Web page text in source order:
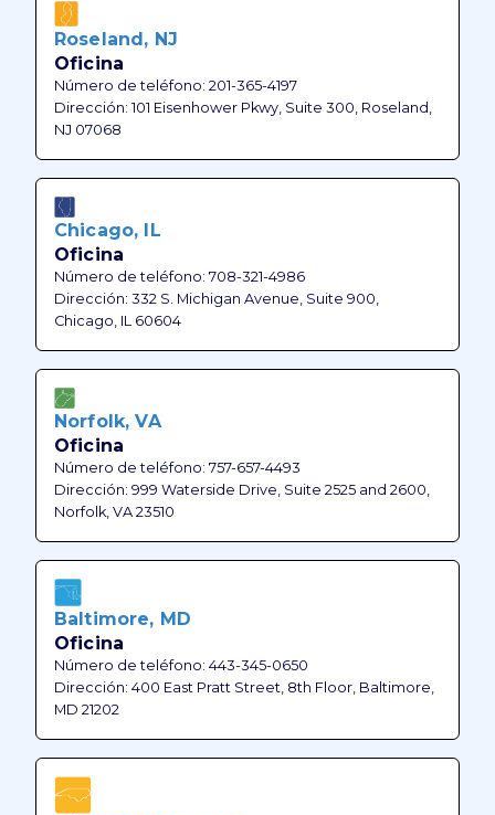
Roseland, NJ
Oficina
Número de teléfono: 201-365-4197
Dirección: 101 Eisenhower Pkwy, Suite 300, Roseland,
NJ 07068
Chicago, IL
Oficina
Número de teléfono: 708-321-4986
Dirección: 332 S. Michigan Avenue, Suite 900,
Chicago, IL 60604
Norfolk, VA
Oficina
Número de teléfono: 757-657-4493
Dirección: 999 Waterside Drive, Suite 2525 and 2600,
Norfolk, VA 23510
Baltimore, MD
Oficina
Número de teléfono: 443-345-0650
Dirección: 400 East Pratt Street, 8th Floor, Baltimore,
MD 21202